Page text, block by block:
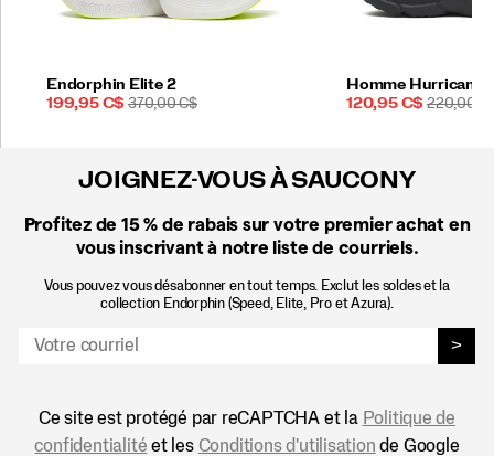
Endorphin Elite 2
Prix
199,95 C$ PRIX
370,00 C$
Homme Hurricane
Prix
120,95 C$ PRIX
220,00
JOIGNEZ-VOUS À SAUCONY
Profitez de 15 % de rabais sur votre premier achat en
vous inscrivant à notre liste de courriels.
Vous pouvez vous désabonner en tout temps. Exclut les soldes et la
collection Endorphin (Speed, Elite, Pro et Azura).
>
Ce site est protégé par reCAPTCHA et la Politique de
confidentialité et les Conditions d'utilisation de Google